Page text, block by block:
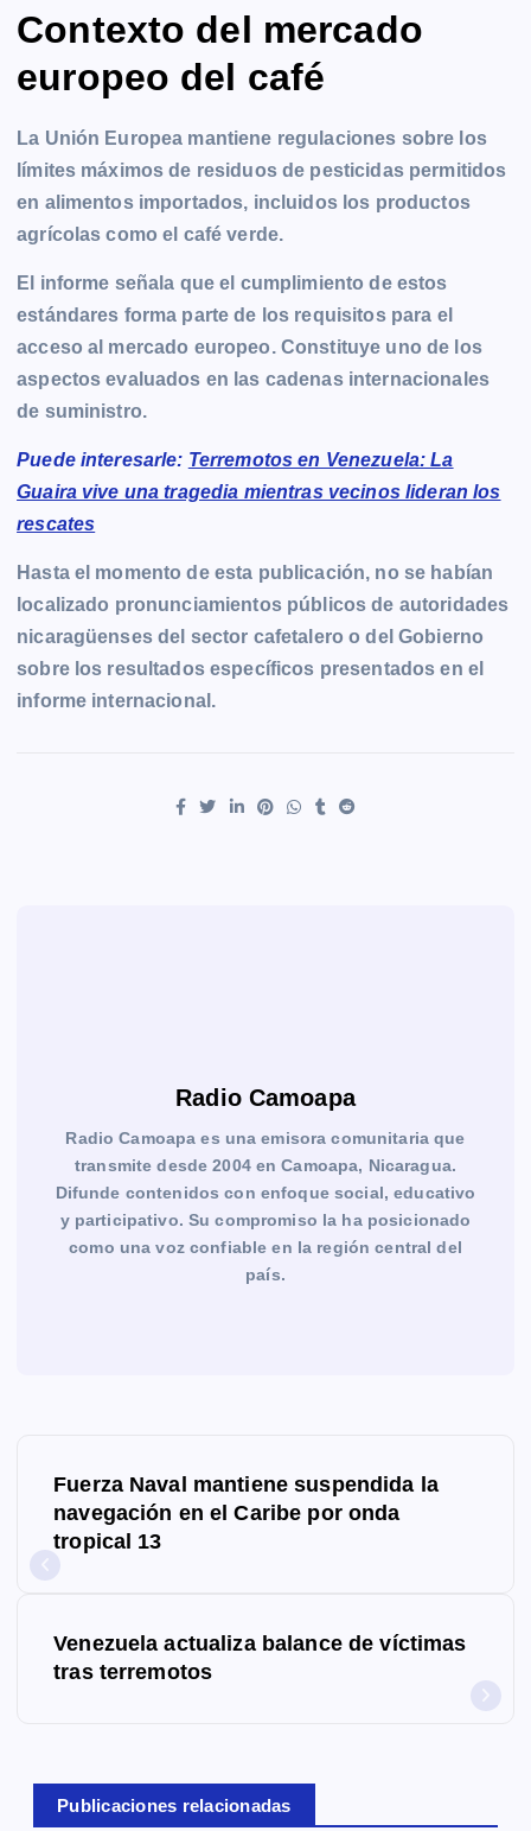
Contexto del mercado
europeo del café
La Unión Europea mantiene regulaciones sobre los
límites máximos de residuos de pesticidas permitidos
en alimentos importados, incluidos los productos
agrícolas como el café verde.
El informe señala que el cumplimiento de estos
estándares forma parte de los requisitos para el
acceso al mercado europeo. Constituye uno de los
aspectos evaluados en las cadenas internacionales
de suministro.
Puede interesarle: Terremotos en Venezuela: La
Guaira vive una tragedia mientras vecinos lideran los
rescates
Hasta el momento de esta publicación, no se habían
localizado pronunciamientos públicos de autoridades
nicaragüenses del sector cafetalero o del Gobierno
sobre los resultados específicos presentados en el
informe internacional.
Radio Camoapa
Radio Camoapa es una emisora comunitaria que
transmite desde 2004 en Camoapa, Nicaragua.
Difunde contenidos con enfoque social, educativo
y participativo. Su compromiso la ha posicionado
como una voz confiable en la región central del
país.
Fuerza Naval mantiene suspendida la
navegación en el Caribe por onda
tropical 13
Venezuela actualiza balance de víctimas
tras terremotos
Publicaciones relacionadas